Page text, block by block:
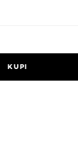
KUPI